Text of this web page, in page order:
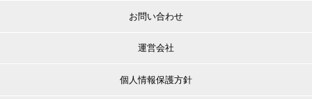
お問い合わせ
運営会社
個人情報保護方針